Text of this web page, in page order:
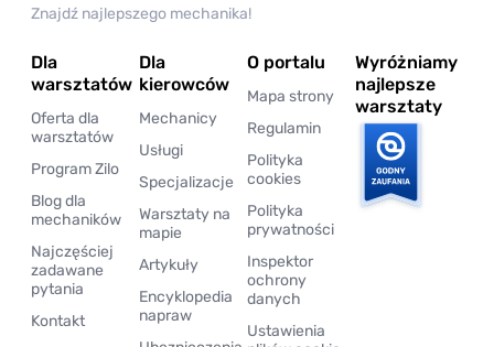
Znajdź najlepszego mechanika!
Dla
warsztatów
Oferta dla
warsztatów
Program Zilo
Blog dla
mechaników
Najczęściej
zadawane
pytania
Kontakt
Dla
kierowców
Mechanicy
Usługi
Specjalizacje
Warsztaty na
mapie
Artykuły
Encyklopedia
napraw
O portalu
Mapa strony
Regulamin
Polityka
cookies
Polityka
prywatności
Inspektor
ochrony
danych
Ustawienia
Wyróżniamy
najlepsze
warsztaty